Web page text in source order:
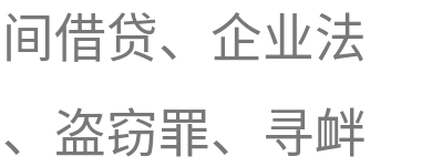
借贷、企业法
盗窃罪、寻衅